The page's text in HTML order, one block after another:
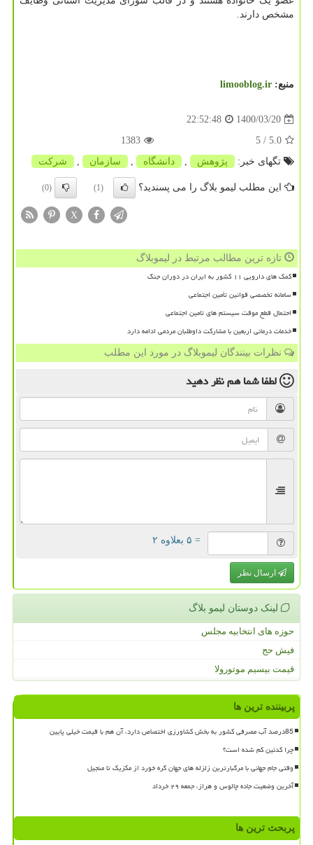
مشخص دارند.
منبع: limooblog.ir
1400/03/20
22:52:48
5.0
/ 5
1383
تگهای خبر:
پژوهش , دانشگاه , سازمان , شركت
این مطلب لیمو بلاگ را می پسندید؟ (1)
(0)
X
تازه ترین مطالب مرتبط در لیموبلاگ
کمک های دارویی ۱۱ کشور به ایران در دوران جنگ
سامانه تخصصی قوانین تأمین اجتماعی
احتمال قطع موقت سیستم های تامین اجتماعی
خدمات درمانی اربعین با مشارکت داوطلبان مردمی ادامه دارد
نظرات بینندگان لیموبلاگ در مورد این مطلب
لطفا شما همنظر دهید
= ۵ بعلاوه ۲
ارسال نظر
لینک دوستان لیمو بلاگ
حوزه های انتخابیه مجلس
فیش حج
قیمت بیسیم موتورولا
پربیننده ترین ها
85درصد آب مصرفی کشور به بخش کشاورزی اختصاص دارد، آن هم با قیمت خیلی پایین
چرا کدئین کم شده است؟
وقتی جام جهانی با مرگبارترین زلزله های جهان گره خورد از مکزیک تا منجیل
آخرین وضعیت جاده چالوس و هراز، جمعه ۲۹ خرداد
پربحث ترین ها